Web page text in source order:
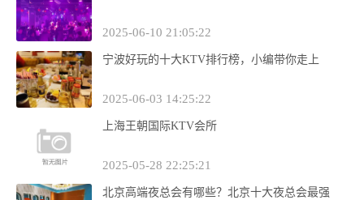
2025-06-10 21:05:22
宁波好玩的十大KTV排行榜，小编带你走上
2025-06-03 14:25:22
上海王朝国际KTV会所
2025-05-28 22:25:21
北京高端夜总会有哪些？北京十大夜总会最强